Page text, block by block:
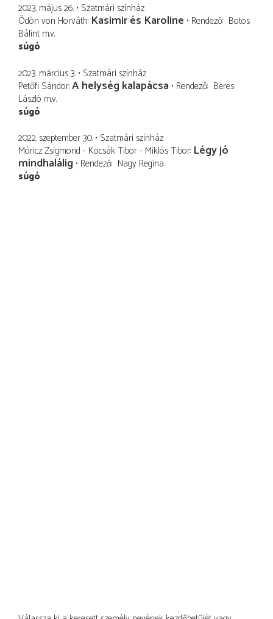
2023. május 26. Szatmári színház
Ödön von Horváth Kasimir és Karoline Rendező Botos
Bálint m.v.
súgó
2023. március 3. Szatmári színház
Petőfi Sándor A helység kalapácsa Rendező Béres
László m.v.
súgó
2022. szeptember 30. Szatmári színház
Móricz Zsigmond - Kocsák Tibor - Miklós Tibor Légy jó
mindhalálig Rendező Nagy Regina
súgó